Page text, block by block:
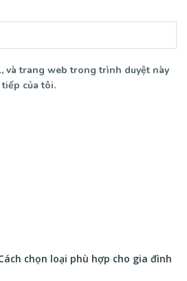
và trang web trong trình duyệt này
của tôi.
chọn loại phù hợp cho gia đình